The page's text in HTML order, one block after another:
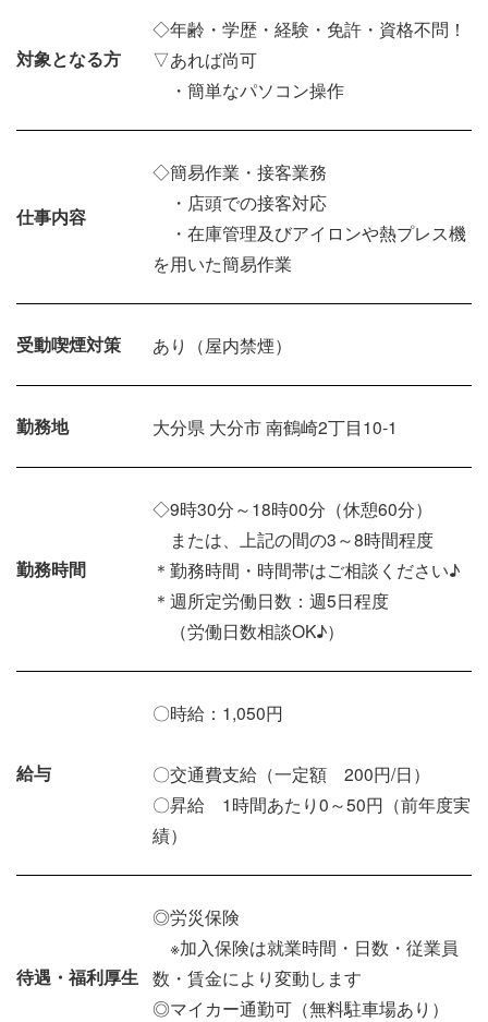
対象となる方
◇年齢・学歴・経験・免許・資格不問！
▽あれば尚可
・簡単なパソコン操作
仕事内容
◇簡易作業・接客業務
・店頭での接客対応
・在庫管理及びアイロンや熱プレス機
を用いた簡易作業
受動喫煙対策 あり（屋内禁煙）
勤務地 大分県 大分市 南鶴崎2丁目10-1
勤務時間
◇9時30分～18時00分（休憩60分）
または、上記の間の3～8時間程度
＊勤務時間・時間帯はご相談ください♪
＊週所定労働日数：週5日程度
（労働日数相談OK♪）
給与
〇時給：1,050円
〇交通費支給（一定額 200円/日）
〇昇給 1時間あたり0～50円（前年度実
績）
待遇・福利厚生
◎労災保険
※加入保険は就業時間・日数・従業員
数・賃金により変動します
◎マイカー通勤可（無料駐車場あり）